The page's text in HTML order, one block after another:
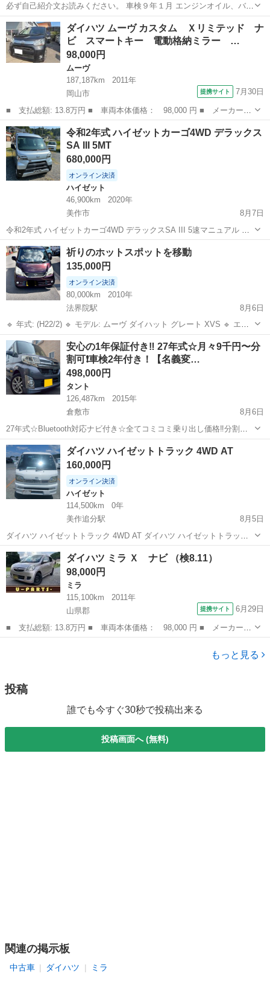
必ず自己紹介文お読みください。 車検９年１月 エンジンオイル、バッ
テリー、左右ワイパーゴム交換しました。 ココア プラスＸ ボディ
色 ラベンダー(カラー番号P18) 外観は、左側面は鈑金修理塗装しまし
たのでキレイになりま...
岡山 倉敷市 西富井駅 その他 ココア
ダイハツ ムーヴ カスタム Ｘリミテッド ナ
ビ スマートキー 電動格納ミラー …
98,000円
ムーヴ
187,187km
2011年
岡山市
提携サイト 7月30日
■ 支払総額: 13.8万円 ■ 車両本体価格： 98,000 円 ■ メーカー
名： ダイハツ ■ 車種名： ムーヴ ■ グレード名： カスタム
Ｘリミテッド ナビ スマートキー 電動格納ミラー ベンチシー
ト ＣＶＴ ミュ...
岡山 岡山市 ムーヴ
令和2年式 ハイゼットカーゴ4WD デラックス
SA III 5MT
680,000円
オンライン決済
ハイゼット
46,900km
2020年
美作市
8月7日
令和2年式 ハイゼットカーゴ4WD デラックスSA III 5速マニュアル 走
行距離46,900キロ 車検R8年11月12日 フロントパワーウィンドウ キー
レス スマートアシストIII 外観は前後バンパーや左スライドドアにキ...
岡山 美作市 ハイゼット
祈りのホットスポットを移動
135,000円
オンライン決済
80,000km
2010年
法界院駅
8月6日
🔹 年式: (H22/2) 🔹 モデル: ムーヴ ダイハット グレート XVS 🔹 エン
ジン: 660cc / ガソリン 🔹 トランスミッション: IAT (オートマチック)
🔹 駆動方式: 2WD 🔹 走行距離: 80,0...
岡山 岡山市 法界院駅 ダイハツ 令和
安心の1年保証付き‼️ 27年式☆月々9千円〜分
割可❗️車検2年付き！【名義変…
498,000円
タント
126,487km
2015年
倉敷市
8月6日
27年式☆Bluetooth対応ナビ付き☆全てコミコミ乗り出し価格‼️分割可❗️
車検2年付き！【名義変更代込み】広い車内！大人気‼️ダイハツ タント
カスタム X SA2☆Bluetooth対応ナビ付き☆走行中DVD見れます...
岡山 倉敷市 タント 走行距離
ダイハツ ハイゼットトラック 4WD AT
160,000円
オンライン決済
ハイゼット
114,500km
0年
美作追分駅
8月5日
ダイハツ ハイゼットトラック 4WD AT ダイハツ ハイゼットトラック
4WD オートマチック（AT） 走行距離：約114,500km 白色 荷台シート
付き エンジン始動・走行良好 内装は年式相応で比較的きれいです 外
装に...
岡山 苫田郡 美作追分駅 ハイゼット トラック
ダイハツ ミラ Ｘ ナビ （検8.11）
98,000円
ミラ
115,100km
2011年
山県郡
提携サイト 6月29日
■ 支払総額: 13.8万円 ■ 車両本体価格： 98,000 円 ■ メーカー
名： ダイハツ ■ 車種名： ミラ ■ グレード名： Ｘ ナビ ■
排気量： 660cc ■ ドア枚数： 5D ■ ミッション： CVT ■ ...
もっと見る
投稿
誰でも今すぐ30秒で投稿出来る
投稿画面へ (無料)
関連の掲示板
中古車 ダイハツ ミラ